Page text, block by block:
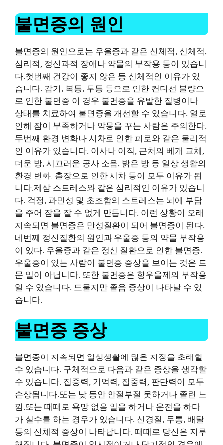
불면증의 원인
불면증의 원인으로는 우울증과 같은 신체적, 신체적,
심리적, 정신과적 장애나 약물의 부작용 등이 있습니
다.첫번째 건강이 좋지 않은 등 신체적인 이유가 있
습니다. 감기, 복통, 두통 등으로 인한 컨디션 불량으
로 인한 불면증 이 경우 불면증을 유발한 질병이나
상태를 치료하여 불면증을 개선할 수 있습니다. 열로
인해 잠이 부족하거나 악몽을 꾸는 사람은 주의한다.
두번째 환경 변화나 시차로 인한 피로와 같은 물리적
인 이유가 있습니다. 이사나 이직, 근처의 베개 교체,
더운 방, 시끄러운 공사 소음, 밝은 방 등 일상 생활의
환경 변화, 출장으로 인한 시차 등이 모두 이유가 됩
니다.제삼 스트레스와 같은 심리적인 이유가 있습니
다. 걱정, 과민성 및 초조함의 스트레스는 뇌에 부담
을 주어 잠을 잘 수 없게 만듭니다. 이런 상황이 오래
지속되면 불면증은 만성질환이 되어 불면증이 된다.
네번째 정신질환의 원인과 우울증 등의 약물 부작용
이 있다. 우울증과 같은 정신 질환으로 인한 불면증.
우울증이 있는 사람이 불면증 증상을 보이는 것은 드
문 일이 아닙니다. 또한 불면증은 항우울제의 부작용
일 수 있습니다. 드물지만 졸음 증상이 나타날 수 있
습니다.
불면증 증상
불면증이 지속되면 일상생활에 많은 지장을 초래할
수 있습니다. 구체적으로 다음과 같은 증상을 생각할
수 있습니다. 집중력, 기억력, 집중력, 판단력이 모두
손상됩니다.또는 낮 동안 안절부절 못하거나 졸린 느
낌.또는 때때로 욕망 없음 일을 하거나 운전을 하다
가 실수를 하는 경우가 있습니다. 신경질, 두통, 배탈
등의 신체적 증상이 나타납니다. 때때로 당신은 지루